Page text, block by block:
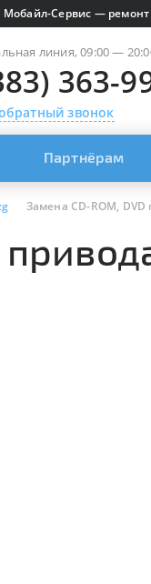
Сервис — ремонт
линия, 09:00 —
363-
звонок
Партнёрам
Замена CD-ROM, DVD